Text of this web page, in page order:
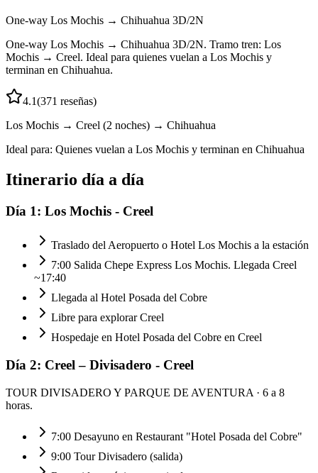
One-way Los Mochis → Chihuahua 3D/2N
One-way Los Mochis → Chihuahua 3D/2N. Tramo tren: Los
Mochis → Creel. Ideal para quienes vuelan a Los Mochis y
terminan en Chihuahua.
4.1(371 reseñas)
Los Mochis → Creel (2 noches) → Chihuahua
Ideal para: Quienes vuelan a Los Mochis y terminan en Chihuahua
Itinerario día a día
Día 1: Los Mochis - Creel
Traslado del Aeropuerto o Hotel Los Mochis a la estación
7:00 Salida Chepe Express Los Mochis. Llegada Creel
~17:40
Llegada al Hotel Posada del Cobre
Libre para explorar Creel
Hospedaje en Hotel Posada del Cobre en Creel
Día 2: Creel – Divisadero - Creel
TOUR DIVISADERO Y PARQUE DE AVENTURA · 6 a 8
horas.
7:00 Desayuno en Restaurant "Hotel Posada del Cobre"
9:00 Tour Divisadero (salida)